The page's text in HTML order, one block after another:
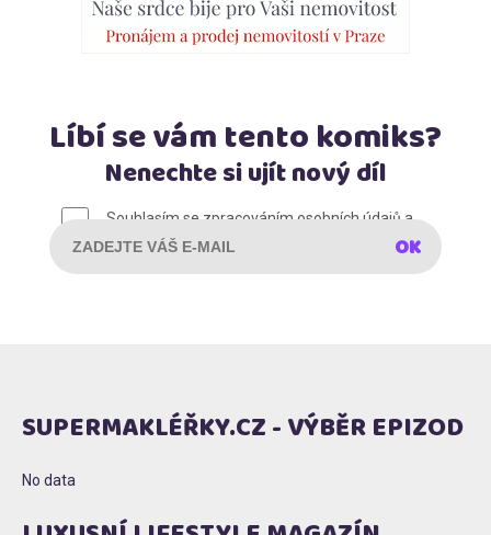
Líbí se vám tento komiks?
Nenechte si ujít nový díl
E-mail*Souhlasím se zpracováním osobních údajů a
zasíláním obchodních sdělení (
SUPERMAKLÉŘKY.CZ - VÝBĚR EPIZOD
No data